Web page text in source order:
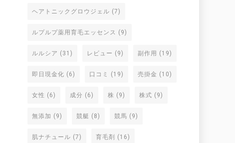
ヘアトニックグロウジェル (7)
ルプルプ薬用育毛エッセンス (9)
ルルシア (31) レビュー (9) 副作用 (19)
即日現金化 (6) 口コミ (19) 売掛金 (10)
女性 (6) 成分 (6) 株 (9) 株式 (9)
無添加 (9) 競艇 (8) 競馬 (9)
肌ナチュール (7) 育毛剤 (16)